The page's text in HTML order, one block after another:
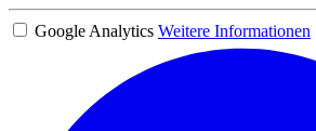
Google Analytics Weitere Informationen